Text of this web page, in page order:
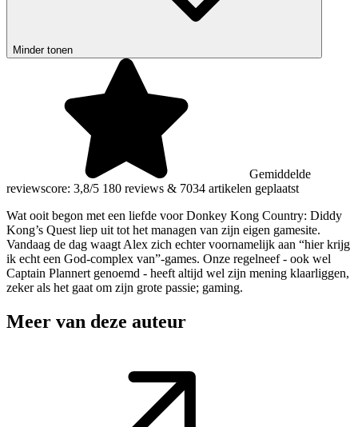
Minder tonen
Gemiddelde
reviewscore: 3,8/5 180 reviews & 7034 artikelen geplaatst
Wat ooit begon met een liefde voor Donkey Kong Country: Diddy
Kong’s Quest liep uit tot het managen van zijn eigen gamesite.
Vandaag de dag waagt Alex zich echter voornamelijk aan “hier krijg
ik echt een God-complex van”-games. Onze regelneef - ook wel
Captain Plannert genoemd - heeft altijd wel zijn mening klaarliggen,
zeker als het gaat om zijn grote passie; gaming.
Meer van deze auteur